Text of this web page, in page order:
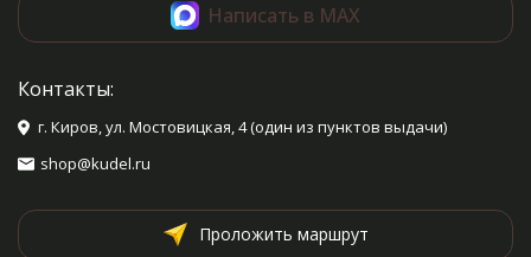
Написать в MAX
Контакты:
г. Киров, ул. Мостовицкая, 4 (один из пунктов выдачи)
shop@kudel.ru
Проложить маршрут